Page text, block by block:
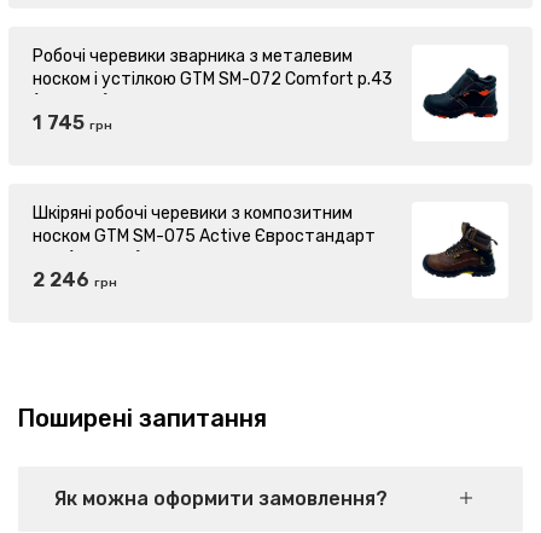
Робочі черевики зварника з металевим
носком і устілкою GTM SM-072 Comfort р.43
1 745 грн
Шкіряні робочі черевики з композитним
носком GTM SM-075 Active Євростандарт
2 246 грн
Поширені запитання
Як можна оформити замовлення?